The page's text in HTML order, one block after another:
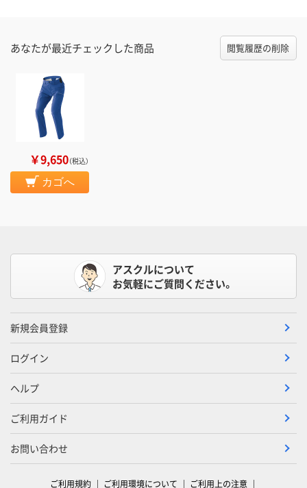
あなたが最近チェックした商品 閲覧履歴の削除
￥9,650（税込）
カゴへ
アスクルについて
お気軽にご質問ください。
新規会員登録
ログイン
ヘルプ
ご利用ガイド
お問い合わせ
ご利用規約 ご利用環境について ご利用上の注意